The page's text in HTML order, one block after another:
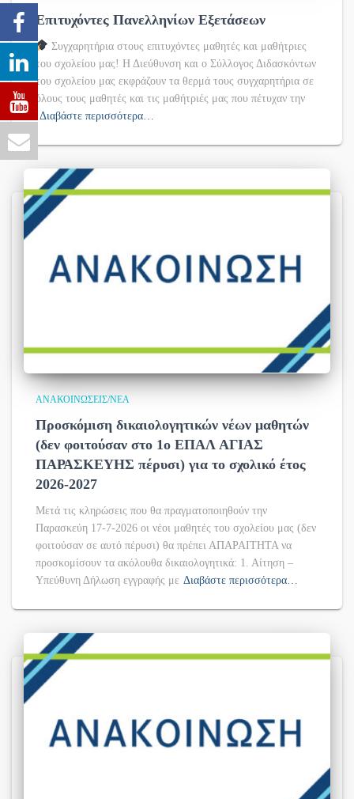
Επιτυχόντες Πανελληνίων Εξετάσεων
Συγχαρητήρια στους επιτυχόντες μαθητές και μαθήτριες
του σχολείου μας! Η Διεύθυνση και ο Σύλλογος Διδασκόντων
του σχολείου μας εκφράζουν τα θερμά τους συγχαρητήρια σε
όλους τους μαθητές και τις μαθήτριές μας που πέτυχαν την
Διαβάστε περισσότερα…
ΑΝΑΚΟΙΝΏΣΕΙΣ/ΝΈΑ
Προσκόμιση δικαιολογητικών νέων μαθητών
(δεν φοιτούσαν στο 1ο ΕΠΑΛ ΑΓΙΑΣ
ΠΑΡΑΣΚΕΥΗΣ πέρυσι) για το σχολικό έτος
2026-2027
Μετά τις κληρώσεις που θα πραγματοποιηθούν την
Παρασκεύη 17-7-2026 οι νέοι μαθητές του σχολείου μας (δεν
φοιτούσαν σε αυτό πέρυσι) θα πρέπει ΑΠΑΡΑΙΤΗΤΑ να
προσκομίσουν τα ακόλουθα δικαιολογητικά: 1. Αίτηση –
Υπεύθυνη Δήλωση εγγραφής με Διαβάστε περισσότερα…